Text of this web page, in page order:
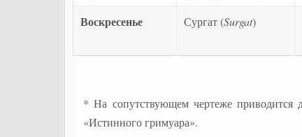
Воскресенье Сургат (Surgat)
* На сопутствующем чертеже
«Истинного гримуара».